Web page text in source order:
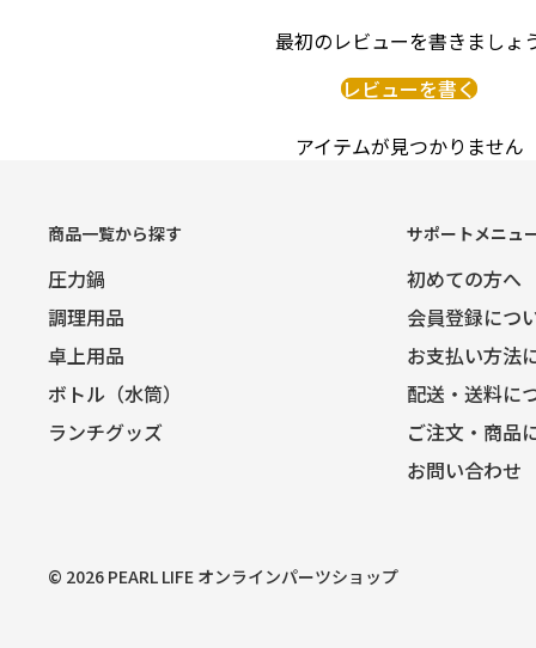
最初のレビューを書きましょ
レビューを書く
アイテムが見つかりません
商品一覧から探す
圧力鍋
調理用品
卓上用品
ボトル（水筒）
ランチグッズ
サポートメニュ
初めての方へ
会員登録につ
お支払い方法
配送・送料に
ご注文・商品
お問い合わせ
© 2026 PEARL LIFE オンラインパーツショップ